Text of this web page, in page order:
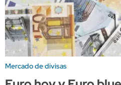
Mercado de divisas